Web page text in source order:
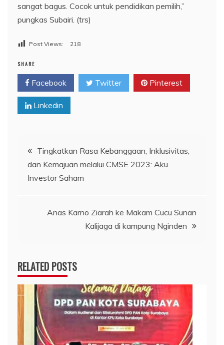
sangat bagus. Cocok untuk pendidikan pemilih,”
pungkas Subairi. (trs)
Post Views: 218
SHARE
Facebook Twitter Pinterest
Linkedin
Navigasi
pos
Tingkatkan Rasa Kebanggaan, Inklusivitas,
dan Kemajuan melalui CMSE 2023: Aku
Investor Saham
Anas Karno Ziarah ke Makam Cucu Sunan
Kalijaga di kampung Nginden
RELATED POSTS